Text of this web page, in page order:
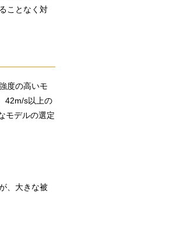
ことなく対
度の高いモ
42m/s以上の
モデルの選定
、大きな被